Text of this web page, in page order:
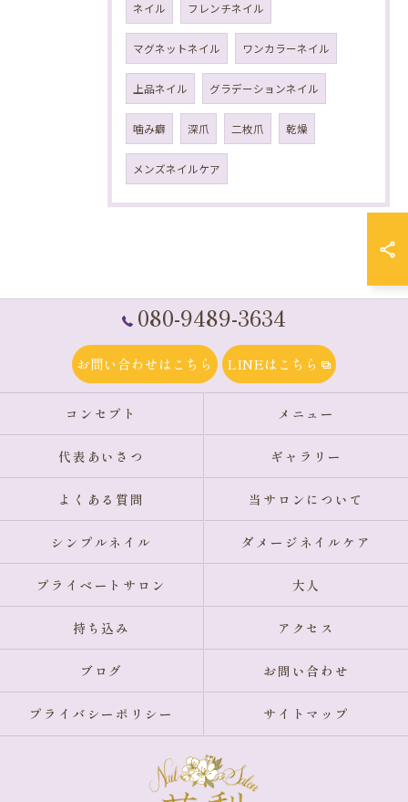
ネイル フレンチネイル
マグネットネイル ワンカラーネイル
上品ネイル グラデーションネイル
噛み癖 深爪 二枚爪 乾燥
メンズネイルケア
080-9489-3634
お問い合わせはこちら LINEはこちら
コンセプト メニュー
代表あいさつ ギャラリー
よくある質問 当サロンについて
シンプルネイル ダメージネイルケア
プライベートサロン 大人
持ち込み アクセス
ブログ お問い合わせ
プライバシーポリシー サイトマップ